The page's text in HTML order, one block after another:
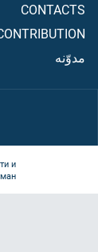
CONTACTS
مدوّنه
и